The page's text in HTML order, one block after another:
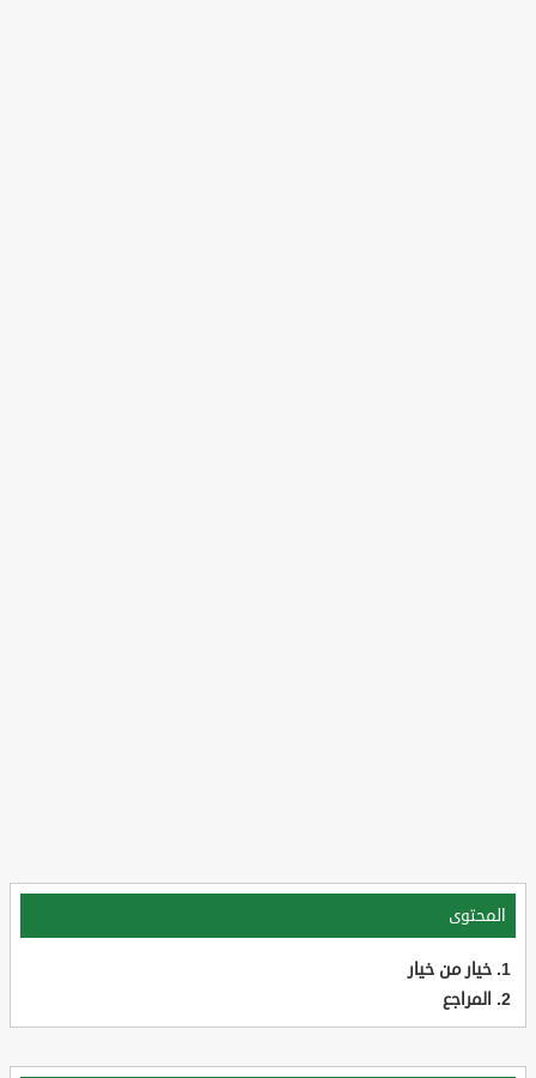
المحتوى
خيار من خيار
المراجع